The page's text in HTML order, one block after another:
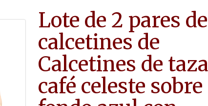
Lote de 2 pares de
calcetines de
Calcetines de
café celeste sobre